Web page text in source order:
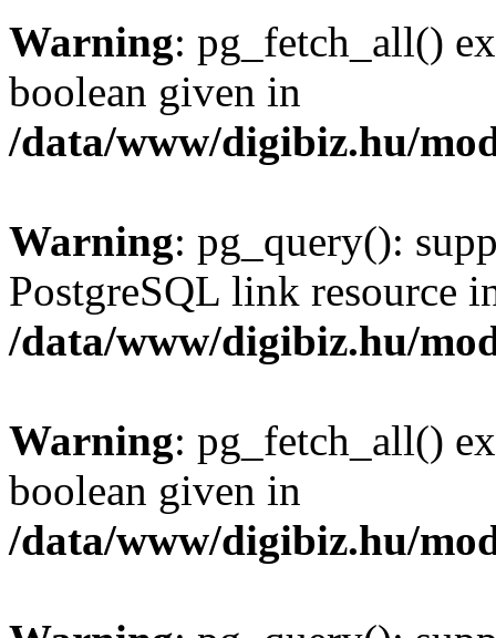
Warning: pg_fetch_all()
boolean given in
/data/www/digibiz.hu/
Warning: pg_query():
PostgreSQL link resource
/data/www/digibiz.hu/
Warning: pg_fetch_all()
boolean given in
/data/www/digibiz.hu/